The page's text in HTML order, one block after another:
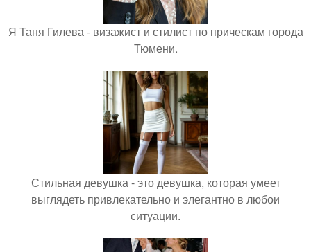
Я Таня Гилева - визажист и стилист по прическам города
Тюмени.
Стильная девушка - это девушка, которая умеет
выглядеть привлекательно и элегантно в любои
ситуации.